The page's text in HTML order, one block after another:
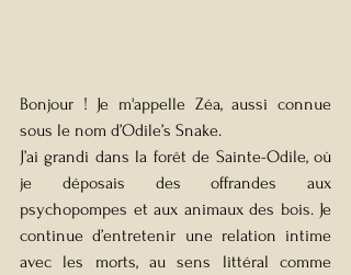
Bonjour ! Je m'appelle Zéa, aussi connue
sous le nom d’Odile’s Snake.
J’ai grandi dans la forêt de Sainte-Odile, où
je déposais des offrandes aux
psychopompes et aux animaux des bois. Je
continue d’entretenir une relation intime
avec les morts, au sens littéral comme